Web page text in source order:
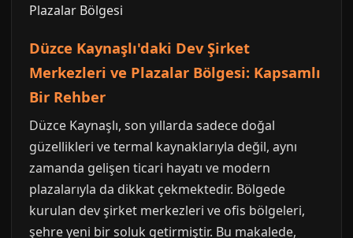
Düzce Kaynaşlı'daki Dev Şirket
Merkezleri ve Plazalar Bölgesi: Kapsamlı
Bir Rehber
Düzce Kaynaşlı, son yıllarda sadece doğal
güzellikleri ve termal kaynaklarıyla değil, aynı
zamanda gelişen ticari hayatı ve modern
plazalarıyla da dikkat çekmektedir. Bölgede
kurulan dev şirket merkezleri ve ofis bölgeleri,
şehre yeni bir soluk getirmiştir. Bu makalede,